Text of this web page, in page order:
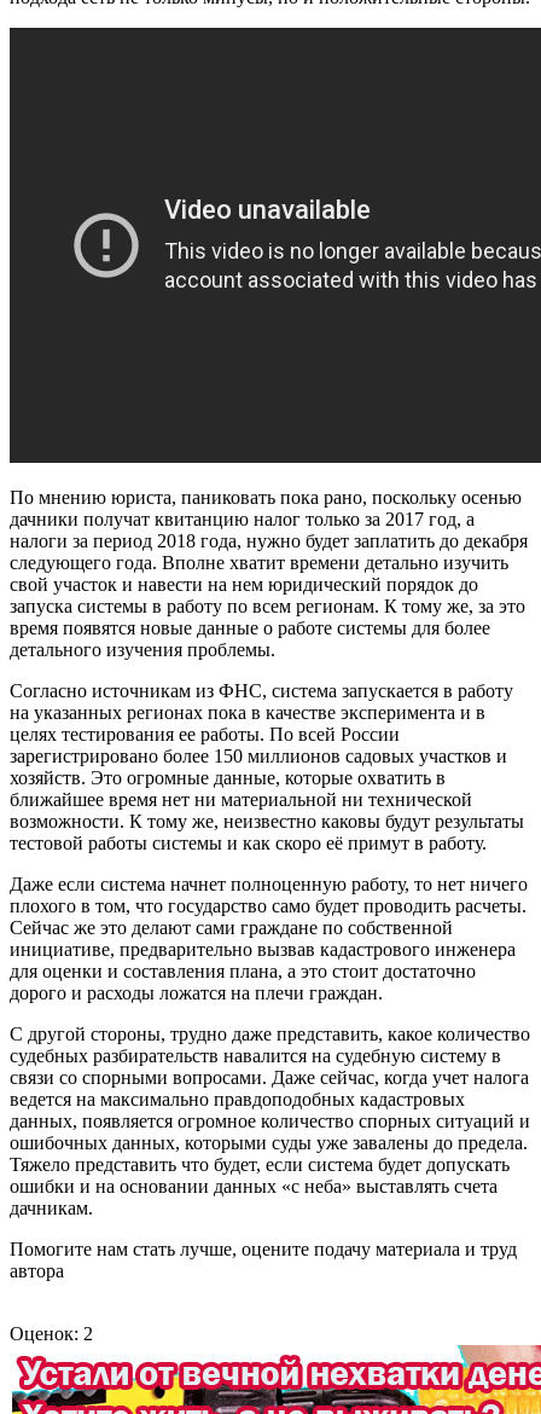
По мнению юриста, паниковать пока рано, поскольку осенью
дачники получат квитанцию налог только за 2017 год, а
налоги за период 2018 года, нужно будет заплатить до декабря
следующего года. Вполне хватит времени детально изучить
свой участок и навести на нем юридический порядок до
запуска системы в работу по всем регионам. К тому же, за это
время появятся новые данные о работе системы для более
детального изучения проблемы.
Согласно источникам из ФНС, система запускается в работу
на указанных регионах пока в качестве эксперимента и в
целях тестирования ее работы. По всей России
зарегистрировано более 150 миллионов садовых участков и
хозяйств. Это огромные данные, которые охватить в
ближайшее время нет ни материальной ни технической
возможности. К тому же, неизвестно каковы будут результаты
тестовой работы системы и как скоро её примут в работу.
Даже если система начнет полноценную работу, то нет ничего
плохого в том, что государство само будет проводить расчеты.
Сейчас же это делают сами граждане по собственной
инициативе, предварительно вызвав кадастрового инженера
для оценки и составления плана, а это стоит достаточно
дорого и расходы ложатся на плечи граждан.
С другой стороны, трудно даже представить, какое количество
судебных разбирательств навалится на судебную систему в
связи со спорными вопросами. Даже сейчас, когда учет налога
ведется на максимально правдоподобных кадастровых
данных, появляется огромное количество спорных ситуаций и
ошибочных данных, которыми суды уже завалены до предела.
Тяжело представить что будет, если система будет допускать
ошибки и на основании данных «с неба» выставлять счета
дачникам.
Помогите нам стать лучше, оцените подачу материала и труд
автора
Оценок: 2